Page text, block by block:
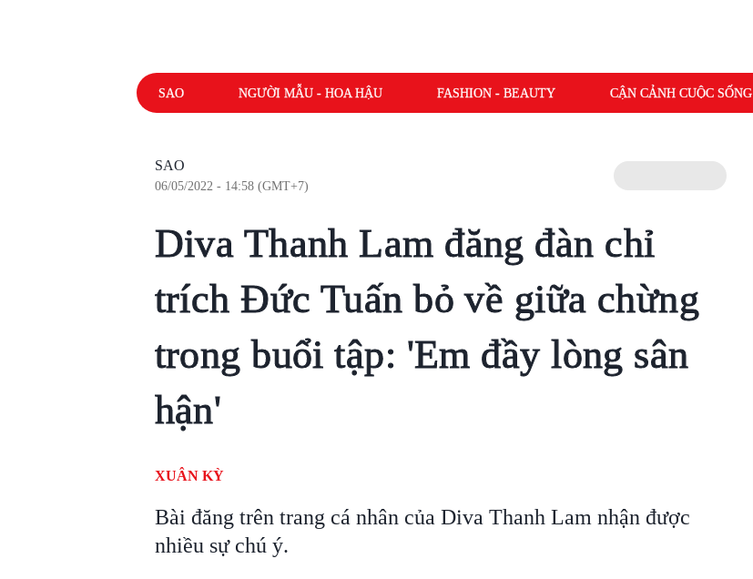
SAO NGƯỜI MẪU - HOA HẬU FASHION - BEAUTY CẬN CẢNH CUỘC SỐNG
SAO
06/05/2022 - 14:58 (GMT+7)
Diva Thanh Lam đăng đàn chỉ
trích Đức Tuấn bỏ về giữa chừng
trong buổi tập: 'Em đầy lòng sân
hận'
XUÂN KỲ
Bài đăng trên trang cá nhân của Diva Thanh Lam nhận được
nhiều sự chú ý.